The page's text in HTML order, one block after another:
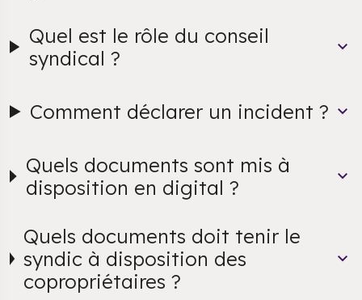
Quel est le rôle du conseil
syndical ?
Comment déclarer un incident ?
Quels documents sont mis à
disposition en digital ?
Quels documents doit tenir le
syndic à disposition des
copropriétaires ?